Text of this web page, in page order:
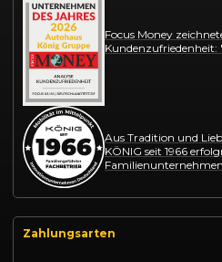
Focus Money
Kundenzufriedenheit:
Aus Tradition und
KÖNIG seit 1966
Zahlungsarten